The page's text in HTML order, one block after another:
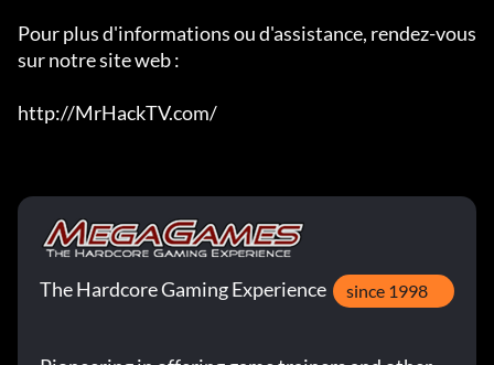
Pour plus d'informations ou d'assistance, rendez-vous
sur notre site web :
http://MrHackTV.com/
The Hardcore Gaming Experience since 1998